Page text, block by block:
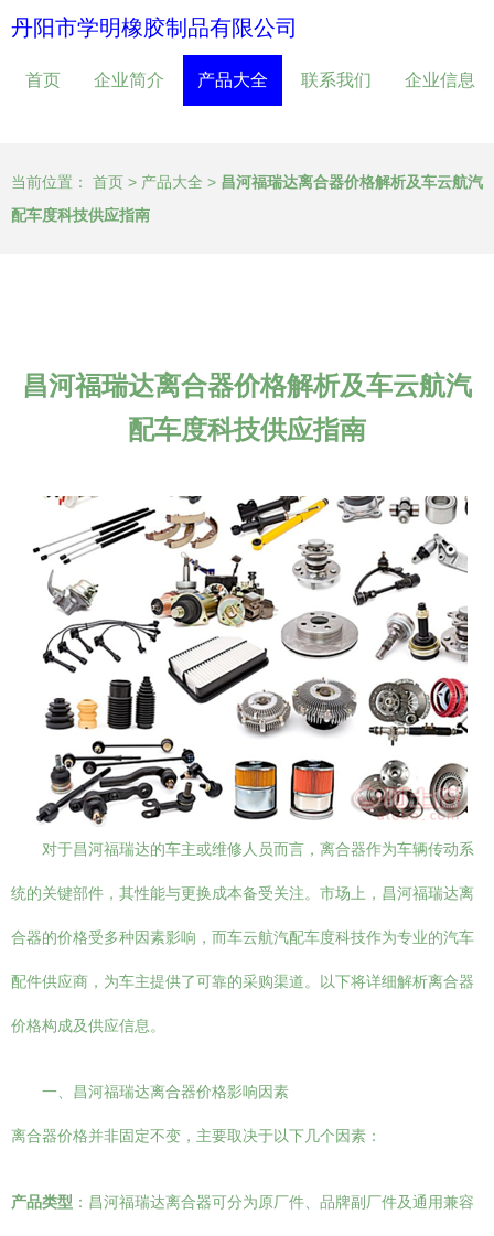
丹阳市学明橡胶制品有限公司
首页 企业简介 产品大全 联系我们 企业信息
当前位置： 首页 > 产品大全 > 昌河福瑞达离合器价格解析及车云航汽
配车度科技供应指南
昌河福瑞达离合器价格解析及车云航汽
配车度科技供应指南
对于昌河福瑞达的车主或维修人员而言，离合器作为车辆传动系
统的关键部件，其性能与更换成本备受关注。市场上，昌河福瑞达离
合器的价格受多种因素影响，而车云航汽配车度科技作为专业的汽车
配件供应商，为车主提供了可靠的采购渠道。以下将详细解析离合器
价格构成及供应信息。
一、昌河福瑞达离合器价格影响因素
离合器价格并非固定不变，主要取决于以下几个因素：
产品类型 ：昌河福瑞达离合器可分为原厂件、品牌副厂件及通用兼容